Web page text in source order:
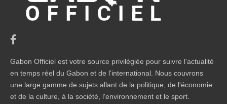
Gabon Officiel est votre source privilégiée pour suivre l'actualité
en temps réel du Gabon et de l'international. Nous couvrons
une large gamme de sujets allant de la politique, de l'économie
et de la culture, à la société, l'environnement et le sport.